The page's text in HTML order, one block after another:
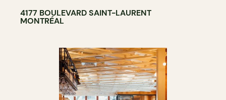
4177 BOULEVARD SAINT-LAURENT
MONTRÉAL